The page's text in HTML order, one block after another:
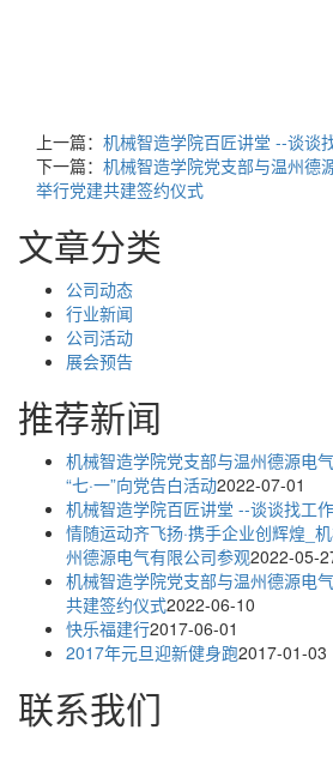
上一篇： 机械智造学院百匠讲堂 --谈谈
下一篇： 机械智造学院党支部与温州德
举行党建共建签约仪式
文章分类
公司动态
行业新闻
公司活动
展会预告
推荐新闻
机械智造学院党支部与温州德源电
“七·一”向党告白活动2022-07-01
机械智造学院百匠讲堂 --谈谈找工
情随运动齐飞扬·携手企业创辉煌_
州德源电气有限公司参观2022-05-
机械智造学院党支部与温州德源电
共建签约仪式2022-06-10
快乐福建行2017-06-01
2017年元旦迎新健身跑2017-01-03
联系我们